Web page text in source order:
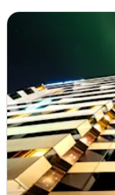
Se
hotell